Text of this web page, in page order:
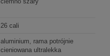
26 cali
aluminium, rama potrójnie
cieniowana ultralekka